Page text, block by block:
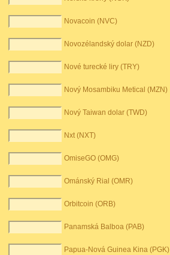
Novacoin (NVC)
Novozélandský dolar (NZD)
Nové turecké liry (TRY)
Nový Mosambiku Metical (MZN)
Nový Taiwan dolar (TWD)
Nxt (NXT)
OmiseGO (OMG)
Ománský Rial (OMR)
Orbitcoin (ORB)
Panamská Balboa (PAB)
Papua-Nová Guinea Kina (PGK)